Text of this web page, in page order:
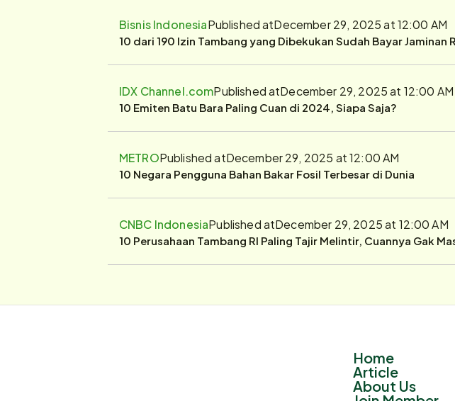
Bisnis IndonesiaPublished atDecember 29, 2025 at 12:00 AM
10 dari 190 Izin Tambang yang Dibekukan Sudah Bayar Jaminan
IDX Channel.comPublished atDecember 29, 2025 at 12:00 AM
10 Emiten Batu Bara Paling Cuan di 2024, Siapa Saja?
METROPublished atDecember 29, 2025 at 12:00 AM
10 Negara Pengguna Bahan Bakar Fosil Terbesar di Dunia
CNBC IndonesiaPublished atDecember 29, 2025 at 12:00 AM
10 Perusahaan Tambang RI Paling Tajir Melintir, Cuannya Gak
Home
Article
About Us